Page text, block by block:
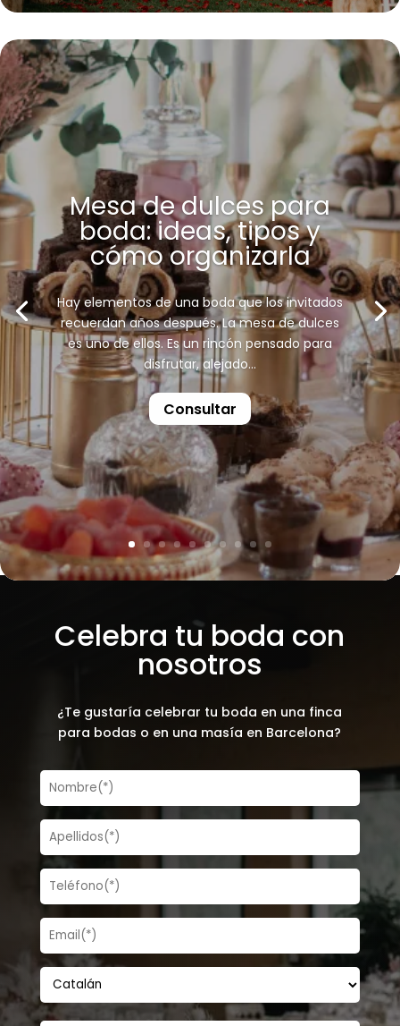
Mesa de dulces para
boda: ideas, tipos y
cómo organizarla
Hay elementos de una boda que los invitados
recuerdan años después. La mesa de dulces
es uno de ellos. Es un rincón pensado para
disfrutar, alejado...
Consultar
Celebra tu boda con
nosotros
¿Te gustaría celebrar tu boda en una finca
para bodas o en una masía en Barcelona?